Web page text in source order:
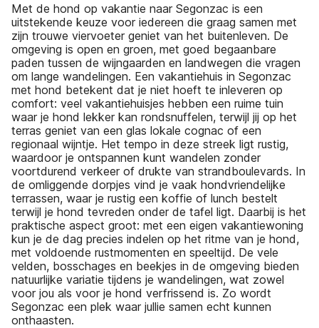
Met de hond op vakantie naar Segonzac is een
uitstekende keuze voor iedereen die graag samen met
zijn trouwe viervoeter geniet van het buitenleven. De
omgeving is open en groen, met goed begaanbare
paden tussen de wijngaarden en landwegen die vragen
om lange wandelingen. Een vakantiehuis in Segonzac
met hond betekent dat je niet hoeft te inleveren op
comfort: veel vakantiehuisjes hebben een ruime tuin
waar je hond lekker kan rondsnuffelen, terwijl jij op het
terras geniet van een glas lokale cognac of een
regionaal wijntje. Het tempo in deze streek ligt rustig,
waardoor je ontspannen kunt wandelen zonder
voortdurend verkeer of drukte van strandboulevards. In
de omliggende dorpjes vind je vaak hondvriendelijke
terrassen, waar je rustig een koffie of lunch bestelt
terwijl je hond tevreden onder de tafel ligt. Daarbij is het
praktische aspect groot: met een eigen vakantiewoning
kun je de dag precies indelen op het ritme van je hond,
met voldoende rustmomenten en speeltijd. De vele
velden, bosschages en beekjes in de omgeving bieden
natuurlijke variatie tijdens je wandelingen, wat zowel
voor jou als voor je hond verfrissend is. Zo wordt
Segonzac een plek waar jullie samen echt kunnen
onthaasten.